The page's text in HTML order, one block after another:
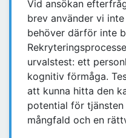
Vid ansökan
brev använder vi
behöver därför inte
urvalstest: ett
kognitiv förmåga.
att kunna hitta den
potential för
mångfald och en